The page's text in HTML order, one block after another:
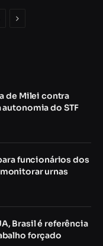
Próximo
de Milei contra
do STF
funcionários dos
urnas
Brasil é referência
forçado